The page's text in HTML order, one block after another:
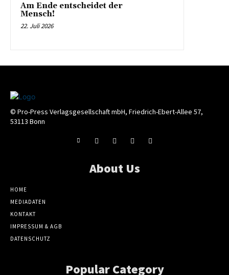
Am Ende entscheidet der
Mensch!
22. Juli 2026
© Pro-Press Verlagsgesellschaft mbH, Friedrich-Ebert-Allee 57,
53113 Bonn
About Us
HOME
MEDIADATEN
KONTAKT
IMPRESSUM & AGB
DATENSCHUTZ
Popular Category